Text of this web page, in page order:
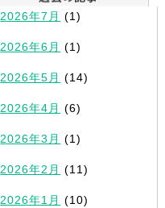
2026年7月 (1)
2026年6月 (1)
2026年5月 (14)
2026年4月 (6)
2026年3月 (1)
2026年2月 (11)
2026年1月 (10)